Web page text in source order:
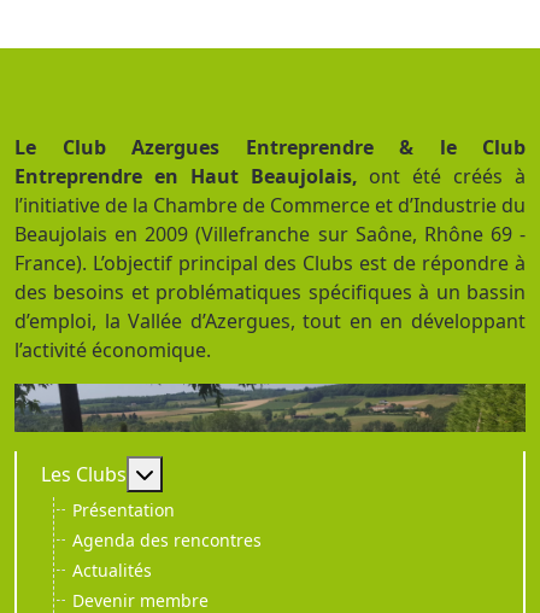
Le Club Azergues Entreprendre & le Club
Entreprendre en Haut Beaujolais, ont été créés à
l’initiative de la Chambre de Commerce et d’Industrie du
Beaujolais en 2009 (Villefranche sur Saône, Rhône 69 -
France). L’objectif principal des Clubs est de répondre à
des besoins et problématiques spécifiques à un bassin
d’emploi, la Vallée d’Azergues, tout en en développant
l’activité économique.
Les Clubs En savoir plus : Les Clubs
Présentation
Agenda des rencontres
Actualités
Devenir membre